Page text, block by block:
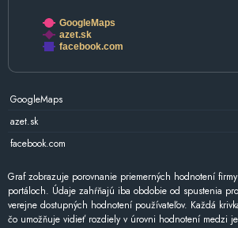
GoogleMaps
azet.sk
facebook.com
GoogleMaps
azet.sk
facebook.com
Graf zobrazuje porovnanie priemerných hodnotení
portáloch. Údaje zahŕňajú iba obdobie od spustenia
verejne dostupných hodnotení používateľov. Každá
čo umožňuje vidieť rozdiely v úrovni hodnotení medzi